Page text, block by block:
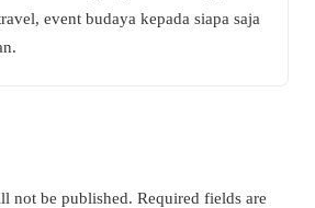
event budaya kepada siapa saja
not be published. Required fields are